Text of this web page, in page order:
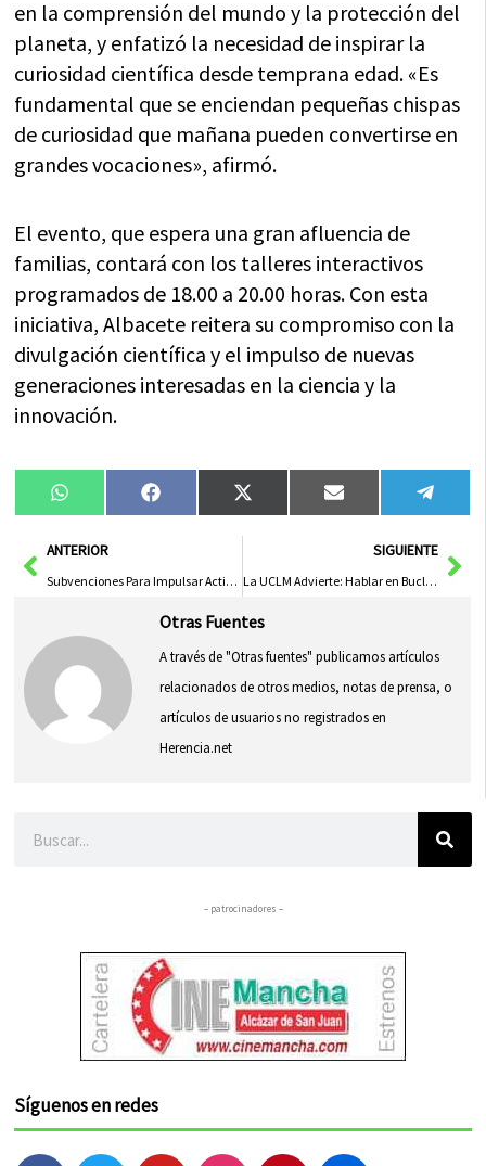
en la comprensión del mundo y la protección del
planeta, y enfatizó la necesidad de inspirar la
curiosidad científica desde temprana edad. «Es
fundamental que se enciendan pequeñas chispas
de curiosidad que mañana pueden convertirse en
grandes vocaciones», afirmó.
El evento, que espera una gran afluencia de
familias, contará con los talleres interactivos
programados de 18.00 a 20.00 horas. Con esta
iniciativa, Albacete reitera su compromiso con la
divulgación científica y el impulso de nuevas
generaciones interesadas en la ciencia y la
innovación.
Compartir
en
WhatsAppCompartir
en
FacebookCompartir
en
X
(Twitter)
Compartir
en
Email
en
AntANTERIOR
Subvenciones Para Impulsar Actividades Culturales en Bibliotecas Municipales
SIGUIENTE
La UCLM Advierte: Hablar en Bucle por WhatsApp Afecta la Salud Mental
Otras Fuentes
A través de "Otras fuentes" publicamos artículos
relacionados de otros medios, notas de prensa, o
artículos de usuarios no registrados en
Herencia.net
– patrocinadores –
Síguenos en redes